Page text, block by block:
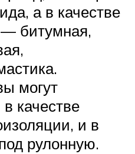
а в качестве
— битумная,
могут
качестве
и в
рулонную.